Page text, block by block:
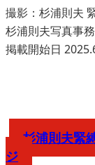
撮影：杉浦則夫
杉浦則夫写真事
掲載開始日
杉浦則夫緊
ジ